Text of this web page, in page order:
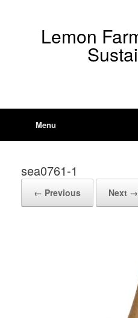
Lemon
Menu
sea0761-1
← Previous Next →